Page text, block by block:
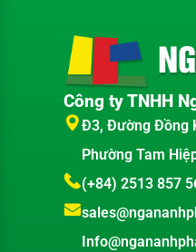
Công ty TNHH
Đ3, Đường Đồng
Phường Tam
(+84) 2513 857